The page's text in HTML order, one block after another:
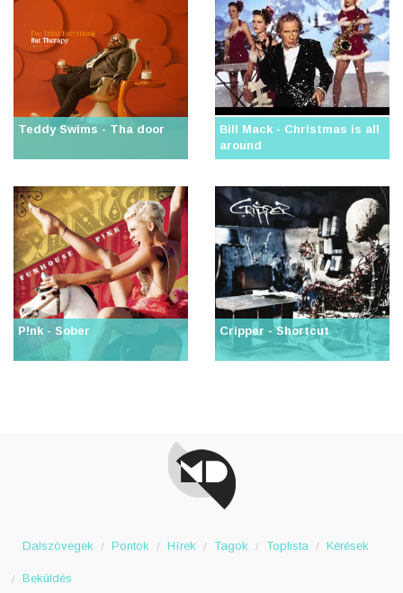
Teddy Swims - Tha door
Bill Mack - Christmas is all
around
P!nk - Sober Cripper - Shortcut
Dalszövegek Pontok Hírek Tagok Toplista Kérések
Beküldés